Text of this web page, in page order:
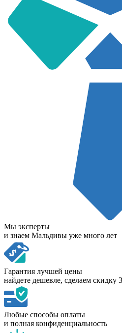
Мы эксперты
и знаем Мальдивы уже много лет
Гарантия лучшей цены
найдете дешевле, сделаем скидку
Любые способы оплаты
и полная конфиденциальность